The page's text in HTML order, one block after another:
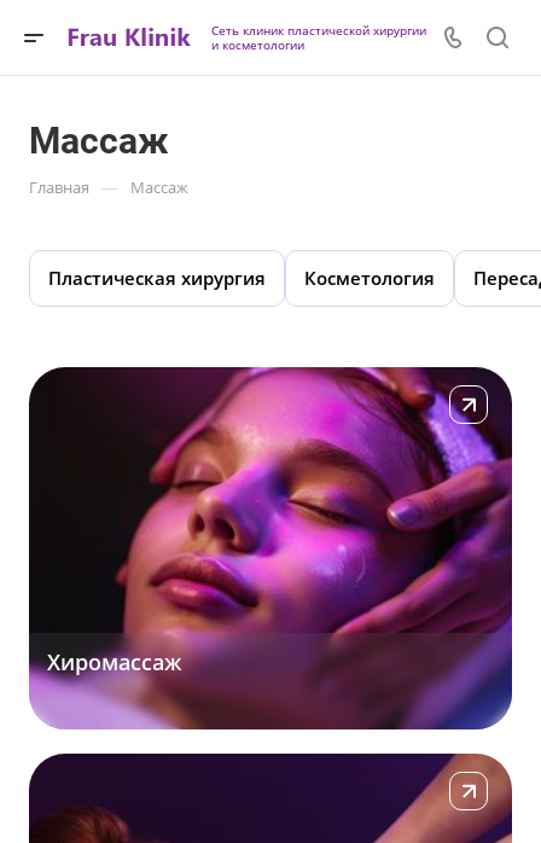
Сеть клиник пластической хирургии
и косметологии
Массаж
Главная — Массаж
Пластическая хирургия Косметология
Хиромассаж
Подробнее
Подробнее